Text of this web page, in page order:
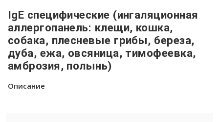
IgE специфические (ингаляционная
аллергопанель: клещи, кошка,
собака, плесневые грибы, береза,
дуба, ежа, овсяница, тимофеевка,
амброзия, полынь)
Описание